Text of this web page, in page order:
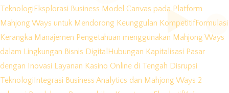
Teknologi Eksplorasi Business Model Canvas pada Platform
Mahjong Ways untuk Mendorong Keunggulan KompetitifFormulasi
Kerangka Manajemen Pengetahuan menggunakan Mahjong Ways
dalam Lingkungan Bisnis Digital Hubungan Kapitalisasi Pasar
dengan Inovasi Layanan Kasino Online di Tengah Disrupsi
Teknologi Integrasi Business Analytics dan Mahjong Ways 2